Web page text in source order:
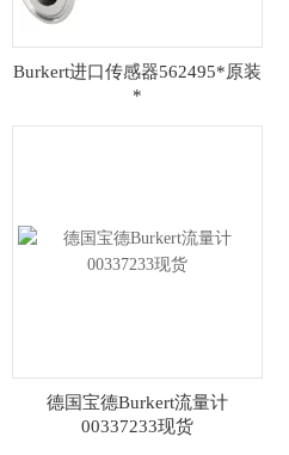
Burkert进口传感器562495*原装
*
德国宝德Burkert流量计
00337233现货